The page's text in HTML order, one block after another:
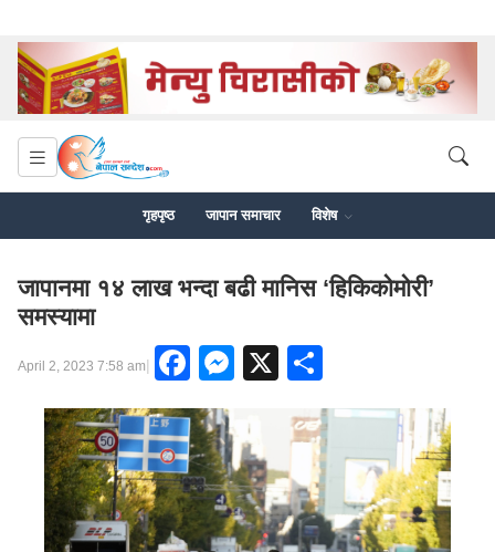
गृहपृष्ठ जापान समाचार विशेष
जापानमा १४ लाख भन्दा बढी मानिस ‘हिकिकोमोरी’
समस्यामा
April 2, 2023 7:58 am| Facebook
Messenger
X